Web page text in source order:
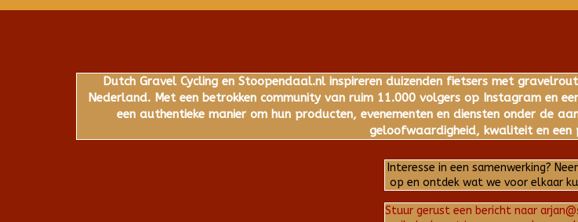
Dutch Gravel Cycling en Stoopendaal.nl inspireren duizenden fietsers met
Nederland. Met een betrokken community van ruim 11.000 volgers op Instagram en
een authentieke manier om hun producten, evenementen en diensten onder de
geloofwaardigheid, kwaliteit en een
Interesse in een samenwerking?
op en ontdek wat we voor elkaar
Stuur gerust een bericht naar